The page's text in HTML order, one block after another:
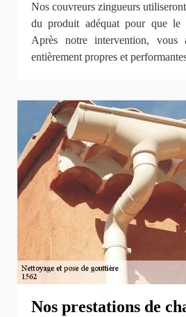
Nos couvreurs zingueurs
du produit adéquat pour que le
Après notre intervention, vous
entièrement propres et
Nos prestations de